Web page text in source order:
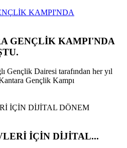
KAMPI'NDA
GENÇLİK KAMPI'NDA
Gençlik Dairesi tarafından her yıl
Gençlik Kampı
İÇİN DİJİTAL...